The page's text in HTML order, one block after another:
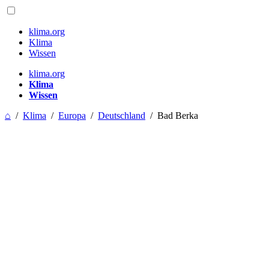
klima.org
Klima
Wissen
klima.org
Klima
Wissen
⌂ / Klima / Europa / Deutschland / Bad Berka